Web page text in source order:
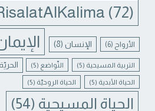
(72)
الأرواح (6) الإنسان(8)
التربية المسيحية (5) التّواضع (5) الحريّة
الحياة الأبدية (5) الحياة الروحيّة (5)
الحياة المسيحية (54)